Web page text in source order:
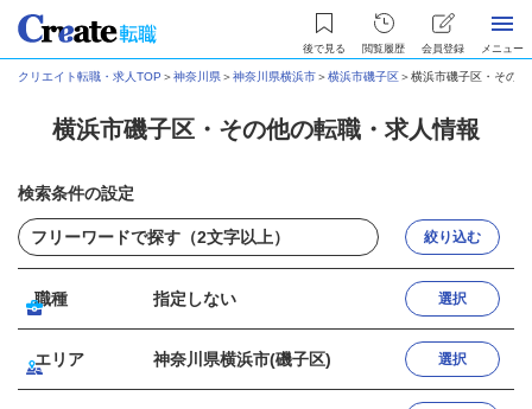
後で見る 閲覧履歴 会員登録 メニュー
クリエイト転職・求人TOP ＞神奈川県＞神奈川県横浜市＞横浜市磯子区＞横浜市磯子区・その
横浜市磯子区・その他の転職・求人情報
検索条件の設定
絞り込む
職種 指定しない 選択
エリア 神奈川県横浜市(磯子区) 選択